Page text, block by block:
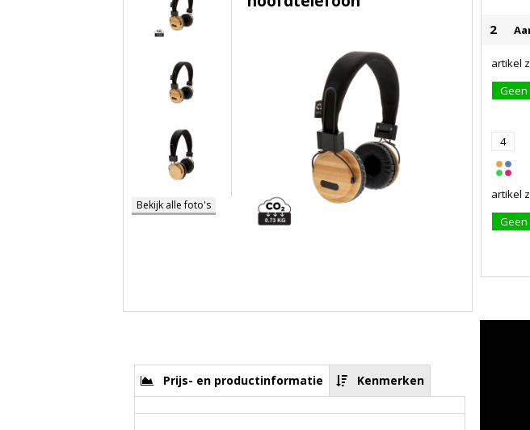
2
artikel
4
artikel
Bekijk alle foto's
Prijs- en productinformatie Kenmerken